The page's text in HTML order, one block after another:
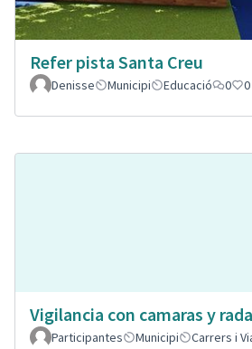
Refer pista Santa Creu
Denisse
Municipi Educació 0 0
Vigilancia con camaras y
Participantes
Municipi Carrers i